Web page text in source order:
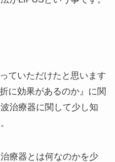
ていただけたと思います
に効果があるのか』に関
治療器に関して少し知
療器とは何なのかを少